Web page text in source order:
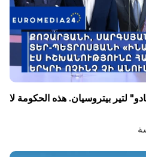
لتير بيتروسيان. هذه الحكومة لا